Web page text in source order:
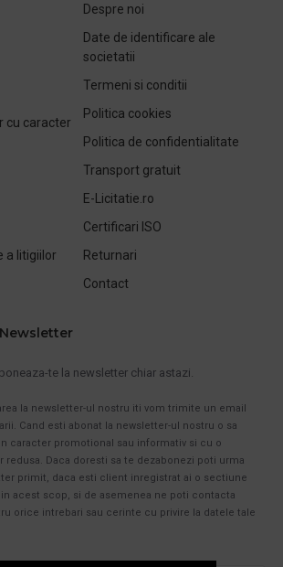
cu caracter
a litigiilor
Despre noi
Date de identificare ale
societatii
Termeni si conditii
Politica cookies
Politica de confidentialitate
Transport gratuit
E-Licitatie.ro
Certificari ISO
Returnari
Contact
te la newsletter chiar astazi.
la newsletter-ul nostru iti vom trimite un email
Cand esti abonat la newsletter-ul nostru o sa
caracter promotional sau informativ si cu o
redusa. Daca doresti sa te dezabonezi poti urma
primit, daca esti client inregistrat ai o sectiune
acest scop, si de asemenea ne poti contacta
orice intrebari sau cerinte cu privire la datele tale